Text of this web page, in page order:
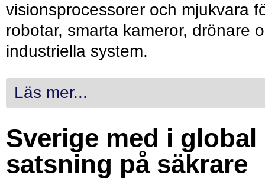
visionsprocessorer och mjukvara
robotar, smarta kameror, drönare
industriella system.
Läs mer...
Sverige med i global
satsning på säkrare